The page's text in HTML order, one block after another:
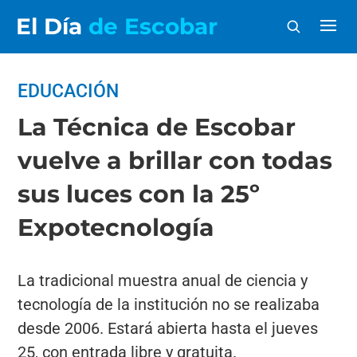
El Día de Escobar
EDUCACIÓN
La Técnica de Escobar
vuelve a brillar con todas
sus luces con la 25º
Expotecnología
La tradicional muestra anual de ciencia y
tecnología de la institución no se realizaba
desde 2006. Estará abierta hasta el jueves
25, con entrada libre y gratuita.